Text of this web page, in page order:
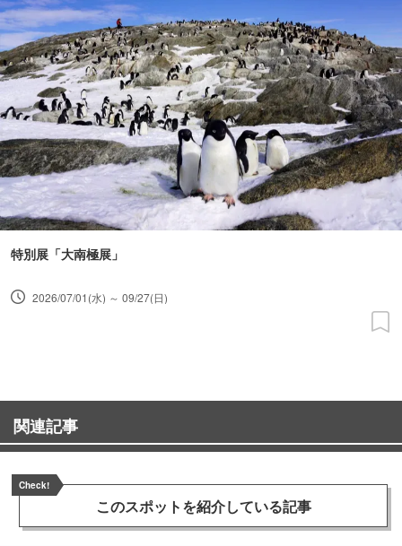
特別展「大南極展」
2026/07/01(水) ～ 09/27(日)
関連記事
Check!
このスポットを紹介している記事